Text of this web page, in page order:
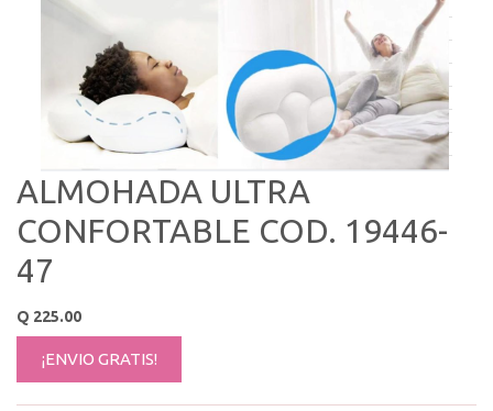
ALMOHADA ULTRA
CONFORTABLE COD. 19446-
47
Q 225.00
¡ENVIO GRATIS!